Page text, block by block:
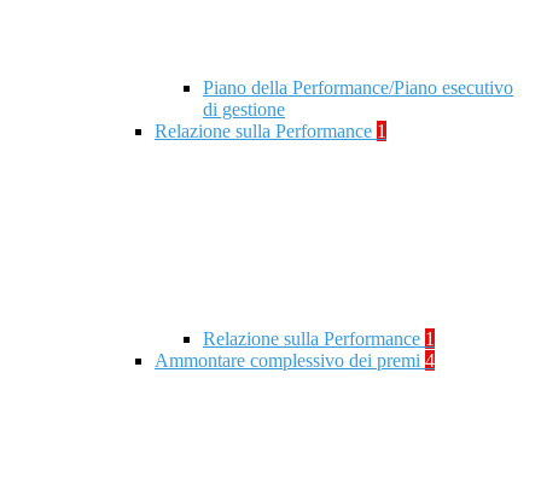
Piano della Performance/Piano esecutivo
di gestione
Relazione sulla Performance 1
Relazione sulla Performance 1
Ammontare complessivo dei premi 4